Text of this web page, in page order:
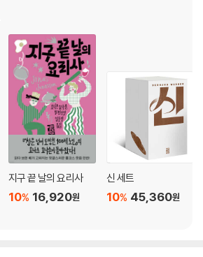
지구 끝 날의 요리사
16,920원
10%
신 세트
45,360원
10%